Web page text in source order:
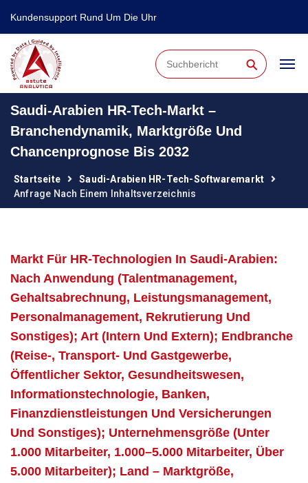
Kundensupport Rund Um Die Uhr
⚲
Saudi-Arabien HR-Tech-Markt –
Branchendynamik, Marktgröße Und
Chancenprognose Bis 2032
Startseite
Saudi-Arabien HR-Tech-Softwaremarkt
Anfrage Nach Einem Inhaltsverzeichnis
Markt Für HR-Technologien In Saudi-Arabien:
Nach Anwendung (Talentmanagement,
Gehaltsabrechnung, Leistungsmanagement,
Personalmanagement, Rekrutierung Und
Sonstiges); Art (intern Und Extern); Endbranche
(Reise-, Transport- Und Gastgewerbe,
Öffentlicher Sektor, Gesundheitswesen,
Informationstechnologie, Banken,
Finanzdienstleistungen Und Versicherungen
Und Sonstiges); Unternehmensgröße (unter
1.000 Mitarbeiter, 1.000–5.000 Mitarbeiter, Über
5.000 Mitarbeiter); Land – Marktgröße,